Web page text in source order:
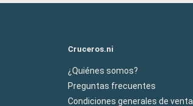
Cruceros.ni
¿Quiénes somos?
Preguntas frecuentes
Condiciones generales de venta